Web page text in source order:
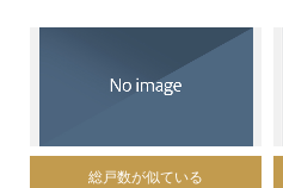
総戸数が似ている